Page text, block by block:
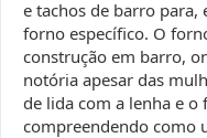
e tachos de barro para,
forno específico. O
construção em barro,
notória apesar das
de lida com a lenha e o
compreendendo como